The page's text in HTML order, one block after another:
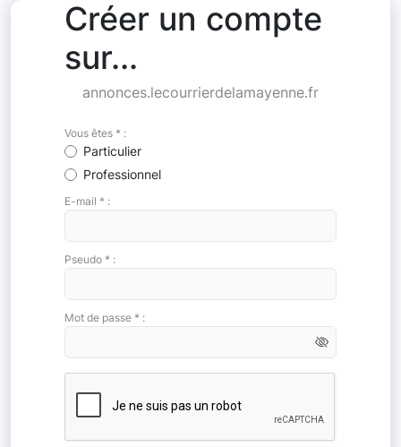
Créer un compte
sur...
annonces.lecourrierdelamayenne.fr
Vous êtes * :
Particulier
Professionnel
E-mail * :
Pseudo * :
Mot de passe * :